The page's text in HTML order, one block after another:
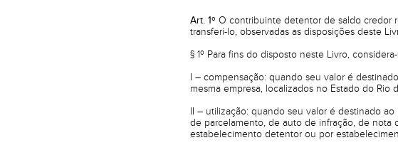
Art. 1º O contribuinte detentor de saldo credor
transferi-lo, observadas as disposições deste
§ 1º Para fins do disposto neste Livro,
I – compensação: quando seu valor é
mesma empresa, localizados no Estado do Rio
II – utilização: quando seu valor é destinado
de parcelamento, de auto de infração, de
estabelecimento detentor ou por